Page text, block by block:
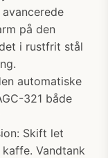
på den
i rustfrit stål
automatiske
321 både
Skift let
Vandtank